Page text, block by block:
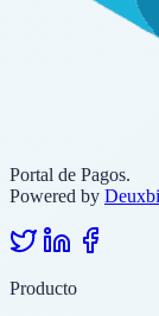
Portal de Pagos.
Powered by
Producto